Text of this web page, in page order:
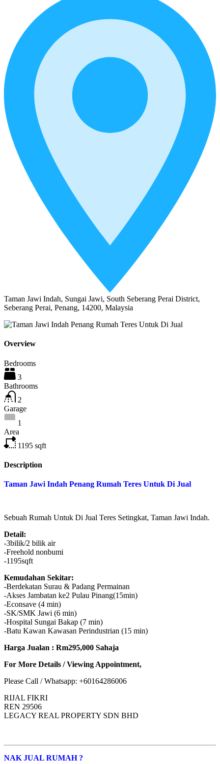
Taman Jawi Indah, Sungai Jawi, South Seberang Perai District,
Seberang Perai, Penang, 14200, Malaysia
Overview
Bedrooms
3
Bathrooms
2
Garage
1
Area
1195 sqft
Description
Taman Jawi Indah Penang Rumah Teres Untuk Di Jual
Sebuah Rumah Untuk Di Jual Teres Setingkat, Taman Jawi Indah.
Detail:
-3bilik/2 bilik air
-Freehold nonbumi
-1195sqft
Kemudahan Sekitar:
-Berdekatan Surau & Padang Permainan
-Akses Jambatan ke2 Pulau Pinang(15min)
-Econsave (4 min)
-SK/SMK Jawi (6 min)
-Hospital Sungai Bakap (7 min)
-Batu Kawan Kawasan Perindustrian (15 min)
Harga Jualan : Rm295,000 Sahaja
For More Details / Viewing Appointment,
Please Call / Whatsapp: +60164286006
RIJAL FIKRI
REN 29506
LEGACY REAL PROPERTY SDN BHD
NAK JUAL RUMAH ?